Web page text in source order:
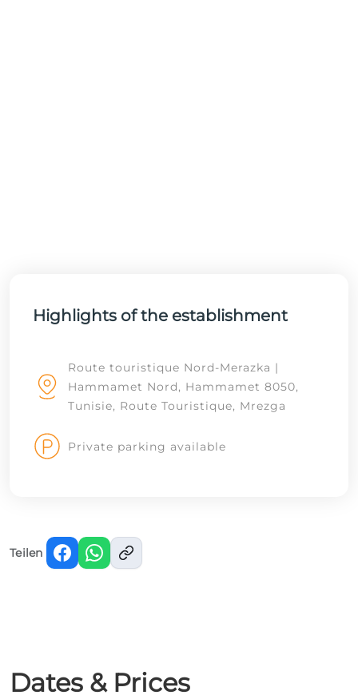
Highlights of the establishment
Route touristique Nord-Merazka |
Hammamet Nord, Hammamet 8050,
Tunisie, Route Touristique, Mrezga
Private parking available
Teilen
Dates & Prices